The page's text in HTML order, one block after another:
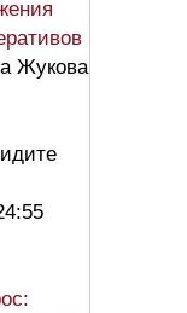
Жукова